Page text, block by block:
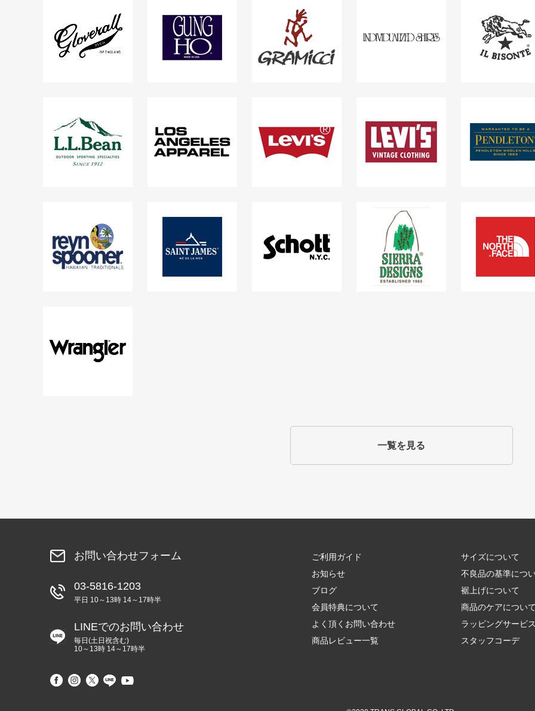
一覧を見る
お問い合わせフォーム
03-5816-1203
平日 10～13時 14～17時半
LINEでのお問い合わせ
毎日(土日祝含む)
10～13時 14～17時半
ご利用ガイド
お知らせ
ブログ
会員特典について
よく頂くお問い合わせ
商品レビュー一覧
サイズについて
不良品の基準につ
裾上げについて
商品のケアについて
ラッピングサービス
スタッフコーデ